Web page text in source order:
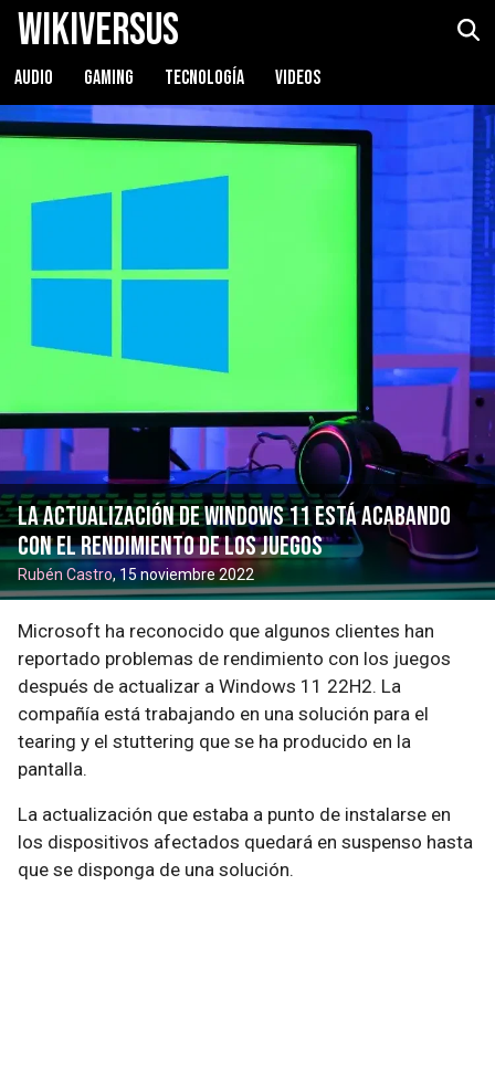
WikiVersus
AUDIO GAMING TECNOLOGÍA VIDEOS
La actualización de Windows 11 está acabando
con el rendimiento de los juegos
Rubén Castro, 15 noviembre 2022
Microsoft ha reconocido que algunos clientes han
reportado problemas de rendimiento con los juegos
después de actualizar a Windows 11 22H2. La
compañía está trabajando en una solución para el
tearing y el stuttering que se ha producido en la
pantalla.
La actualización que estaba a punto de instalarse en
los dispositivos afectados quedará en suspenso hasta
que se disponga de una solución.